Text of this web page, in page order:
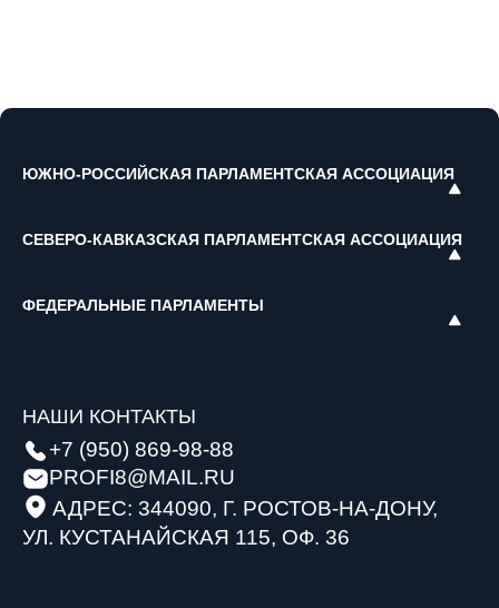
ЮЖНО-РОССИЙСКАЯ ПАРЛАМЕНТСКАЯ АССОЦИАЦИЯ
СЕВЕРО-КАВКАЗСКАЯ ПАРЛАМЕНТСКАЯ АССОЦИАЦИЯ
ФЕДЕРАЛЬНЫЕ ПАРЛАМЕНТЫ
НАШИ КОНТАКТЫ
+7 (950) 869-98-88
PROFI8@MAIL.RU
АДРЕС: 344090, Г. РОСТОВ-НА-ДОНУ,
УЛ. КУСТАНАЙСКАЯ 115, ОФ. 36